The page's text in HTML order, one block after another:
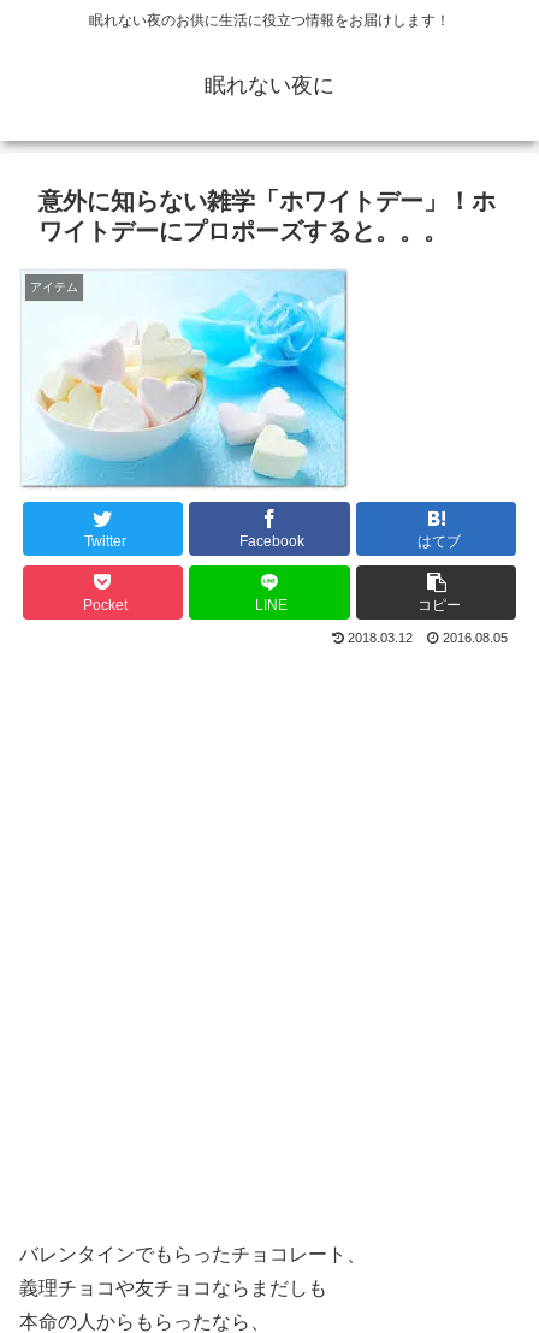
眠れない夜のお供に生活に役立つ情報をお届けします！
眠れない夜に
意外に知らない雑学「ホワイトデー」！ホ
ワイトデーにプロポーズすると。。。
アイテム
Twitter Facebook はてブ
Pocket LINE コピー
2018.03.12 2016.08.05
バレンタインでもらったチョコレート、
義理チョコや友チョコならまだしも
本命の人からもらったなら、